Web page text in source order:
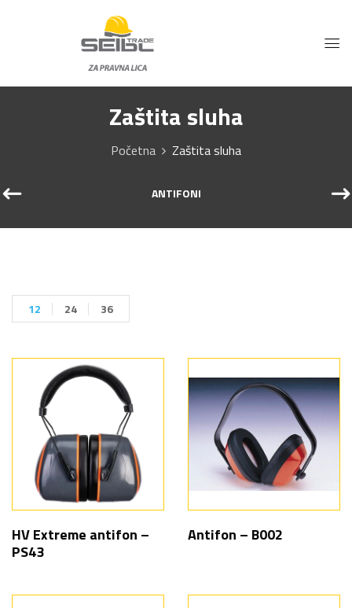
Zaštita sluha
Početna Zaštita sluha
ANTIFONI
12 24 36
HV Extreme antifon –
PS43
Antifon – B002